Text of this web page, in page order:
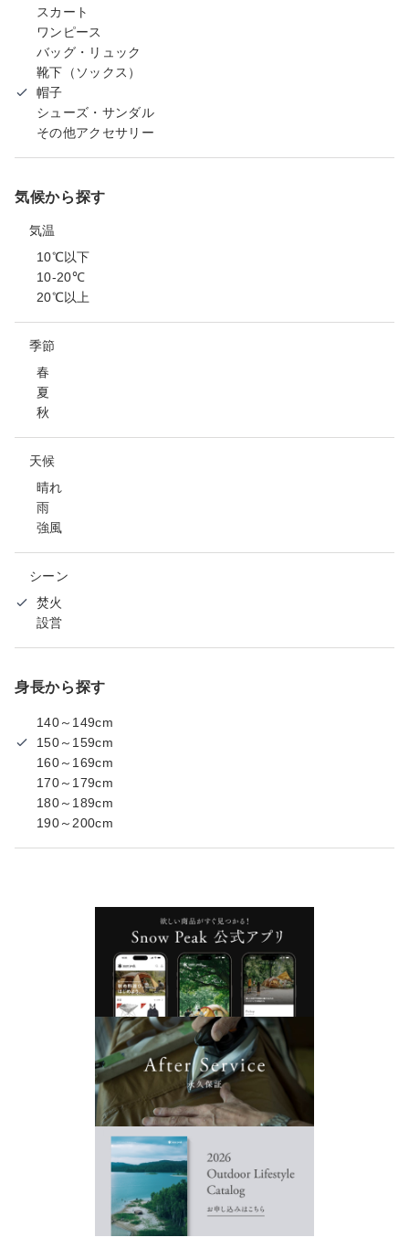
スカート
ワンピース
バッグ・リュック
靴下（ソックス）
帽子
シューズ・サンダル
その他アクセサリー
気候から探す
気温
10℃以下
10-20℃
20℃以上
季節
春
夏
秋
天候
晴れ
雨
強風
シーン
焚火
設営
身長から探す
140～149cm
150～159cm
160～169cm
170～179cm
180～189cm
190～200cm